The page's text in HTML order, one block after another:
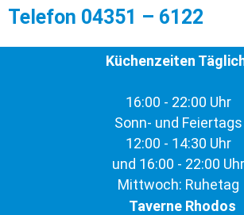
Telefon 04351 – 6122
Taverne Rhodos
Küchenzeiten
16:00 - 22:00 Uhr
Sonn- und Feiertags
12:00 - 14:30 Uhr
und 16:00 - 22:00 Uhr
Mittwoch: Ruhetag